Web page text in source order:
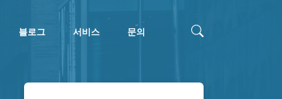
블로그 서비스 문의